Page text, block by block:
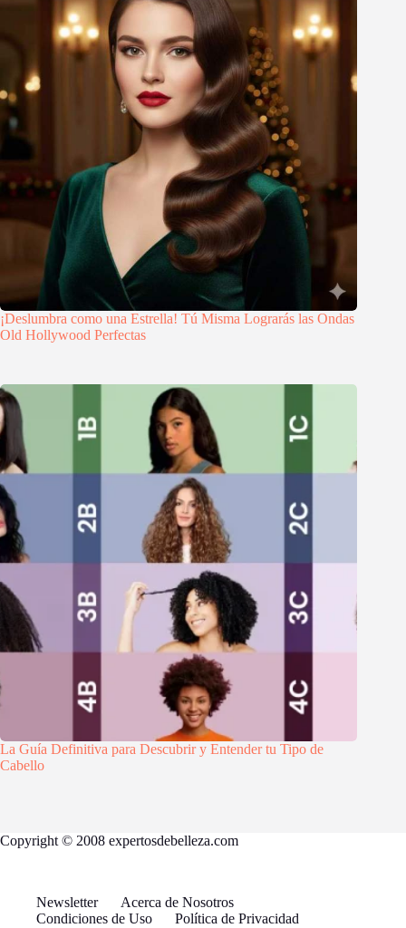
¡Deslumbra como una Estrella! Tú Misma Lograrás las Ondas
Old Hollywood Perfectas
La Guía Definitiva para Descubrir y Entender tu Tipo de
Cabello
Copyright © 2008 expertosdebelleza.com
Newsletter
Acerca de Nosotros
Condiciones de Uso
Política de Privacidad